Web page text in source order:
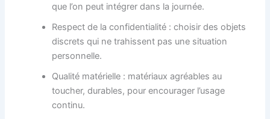
que l’on peut intégrer dans la journée.
Respect de la confidentialité : choisir des objets
discrets qui ne trahissent pas une situation
personnelle.
Qualité matérielle : matériaux agréables au
toucher, durables, pour encourager l’usage
continu.